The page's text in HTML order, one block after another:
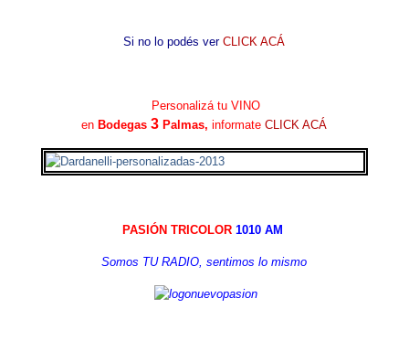
Si no lo podés verCLICK ACÁ
Personalizá tu VINO
en Bodegas3 Palmas,informate CLICK ACÁ
PASIÓN TRICOLOR 1010 AM
Somos TU RADIO, sentimos lo mismo